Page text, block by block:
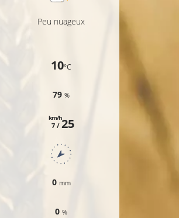
Peu nuageux
10°C
79%
7 /
km/h25
0 mm
0%
10
25